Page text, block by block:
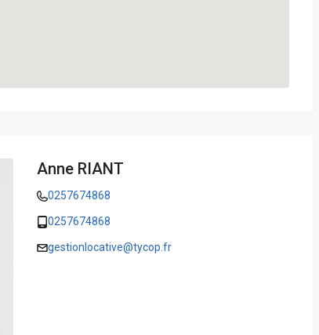
Anne RIANT
0257674868
0257674868
gestionlocative@tycop.fr